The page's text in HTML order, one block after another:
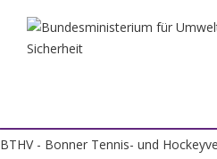
BTHV - Bonner Tennis- und